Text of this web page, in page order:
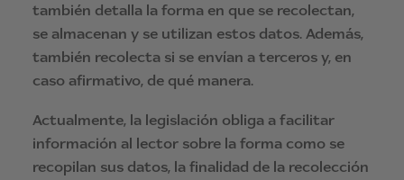
también detalla la forma en que se recolectan,
se almacenan y se utilizan estos datos. Además,
también recolecta si se envían a terceros y, en
caso afirmativo, de qué manera.
Actualmente, la legislación obliga a facilitar
información al lector sobre la forma como se
recopilan sus datos, la finalidad de la recolección